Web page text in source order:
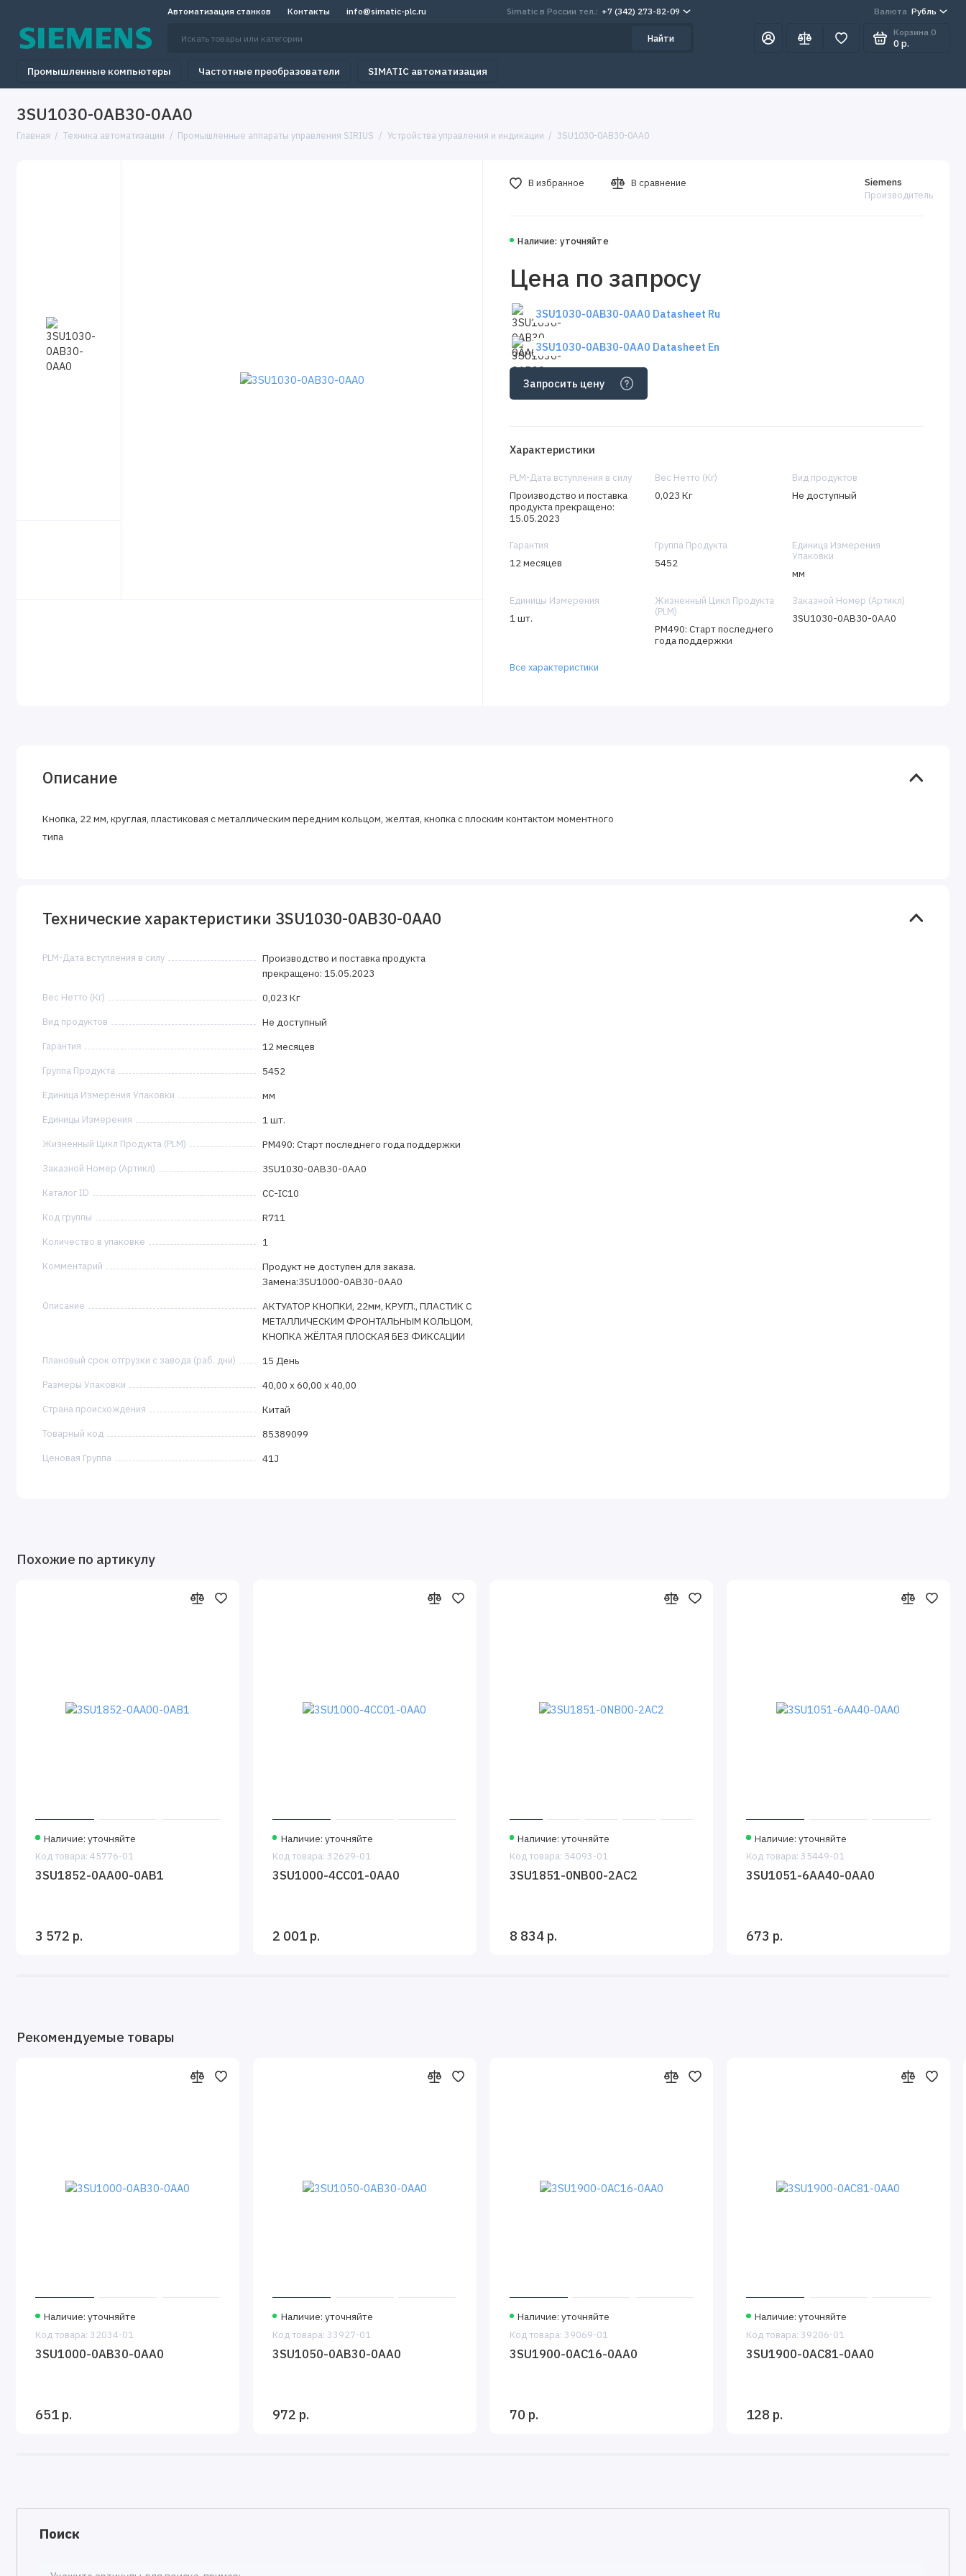
Автоматизация станков Контакты info@simatic-plc.ru Simatic в России тел.: +7 (342) 273-82-09 Валюта Рубль
Найти
Корзина 0
0 р.
Промышленные компьютеры Частотные преобразователи SIMATIC автоматизация
3SU1030-0AB30-0AA0
Главная Техника автоматизации Промышленные аппараты управления SIRIUS Устройства управления и индикации 3SU1030-0AB30-0AA0
Наличие: уточняйте
Siemens
Производитель
Цена по запросу
3SU1030-0AB30-0AA0 Datasheet Ru
3SU1030-0AB30-0AA0 Datasheet En
Запросить цену
В избранное В сравнение
Характеристики
PLM-Дата вступления в силу
Производство и поставка
продукта прекращено:
15.05.2023
Вес Нетто (Кг)
0,023 Кг
Вид продуктов
Не доступный
Гарантия
12 месяцев
Группа Продукта
5452
Единица Измерения
Упаковки
мм
Единицы Измерения
1 шт.
Жизненный Цикл Продукта
(PLM)
PM490: Старт последнего
года поддержки
Заказной Номер (Артикл)
3SU1030-0AB30-0AA0
Все характеристики
Описание
Кнопка, 22 мм, круглая, пластиковая с металлическим передним кольцом, желтая, кнопка с плоским контактом моментного
типа
Технические характеристики 3SU1030-0AB30-0AA0
PLM-Дата вступления в силу
Производство и поставка продукта
прекращено: 15.05.2023
Вес Нетто (Кг) 0,023 Кг
Вид продуктов Не доступный
Гарантия 12 месяцев
Группа Продукта 5452
Единица Измерения Упаковки мм
Единицы Измерения 1 шт.
Жизненный Цикл Продукта (PLM) PM490: Старт последнего года поддержки
Заказной Номер (Артикл) 3SU1030-0AB30-0AA0
Каталог ID CC-IC10
Код группы R711
Количество в упаковке 1
Комментарий
Продукт не доступен для заказа.
Замена:3SU1000-0AB30-0AA0
Описание
АКТУАТОР КНОПКИ, 22мм, КРУГЛ., ПЛАСТИК С
МЕТАЛЛИЧЕСКИМ ФРОНТАЛЬНЫМ КОЛЬЦОМ,
КНОПКА ЖЁЛТАЯ ПЛОСКАЯ БЕЗ ФИКСАЦИИ
Плановый срок отгрузки с завода (раб. дни) 15 День
Размеры Упаковки 40,00 x 60,00 x 40,00
Страна происхождения Китай
Товарный код 85389099
Ценовая Группа 41J
Похожие по артикулу
Наличие: уточняйте
Код товара: 45776-01
3SU1852-0AA00-0AB1
3 572 р.
Наличие: уточняйте
Код товара: 32629-01
3SU1000-4CC01-0AA0
2 001 р.
Наличие: уточняйте
Код товара: 54093-01
3SU1851-0NB00-2AC2
8 834 р.
Наличие: уточняйте
Код товара: 35449-01
3SU1051-6AA40-0AA0
673 р.
Рекомендуемые товары
Наличие: уточняйте
Код товара: 32034-01
3SU1000-0AB30-0AA0
651 р.
Наличие: уточняйте
Код товара: 33927-01
3SU1050-0AB30-0AA0
972 р.
Наличие: уточняйте
Код товара: 39069-01
3SU1900-0AC16-0AA0
70 р.
Наличие: уточняйте
Код товара: 39206-01
3SU1900-0AC81-0AA0
128 р.
Поиск